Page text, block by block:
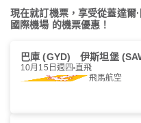
現在就訂機票，享受從蓋達爾
國際機場 的機票優惠！
巴庫 (GYD) 伊斯坦堡
10月15日週四 直飛
飛馬航空